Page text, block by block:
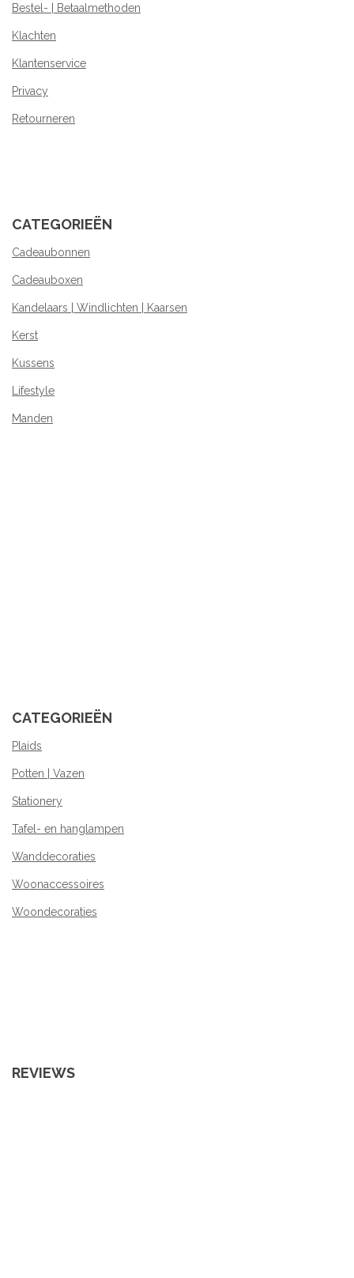
Bestel- | Betaalmethoden
Klachten
Klantenservice
Privacy
Retourneren
CATEGORIEËN
Cadeaubonnen
Cadeauboxen
Kandelaars | Windlichten | Kaarsen
Kerst
Kussens
Lifestyle
Manden
CATEGORIEËN
Plaids
Potten | Vazen
Stationery
Tafel- en hanglampen
Wanddecoraties
Woonaccessoires
Woondecoraties
REVIEWS